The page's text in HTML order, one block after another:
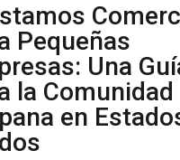
Pequeñas
Una
la Comunidad
en